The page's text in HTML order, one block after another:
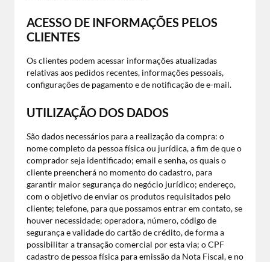
ACESSO DE INFORMAÇÕES PELOS
CLIENTES
Os clientes podem acessar informações atualizadas
relativas aos pedidos recentes, informações pessoais,
configurações de pagamento e de notificação de e-mail.
UTILIZAÇÃO DOS DADOS
São dados necessários para a realização da compra: o
nome completo da pessoa física ou jurídica, a fim de que o
comprador seja identificado; email e senha, os quais o
cliente preencherá no momento do cadastro, para
garantir maior segurança do negócio jurídico; endereço,
com o objetivo de enviar os produtos requisitados pelo
cliente; telefone, para que possamos entrar em contato, se
houver necessidade; operadora, número, código de
segurança e validade do cartão de crédito, de forma a
possibilitar a transação comercial por esta via; o CPF
cadastro de pessoa física para emissão da Nota Fiscal, e no